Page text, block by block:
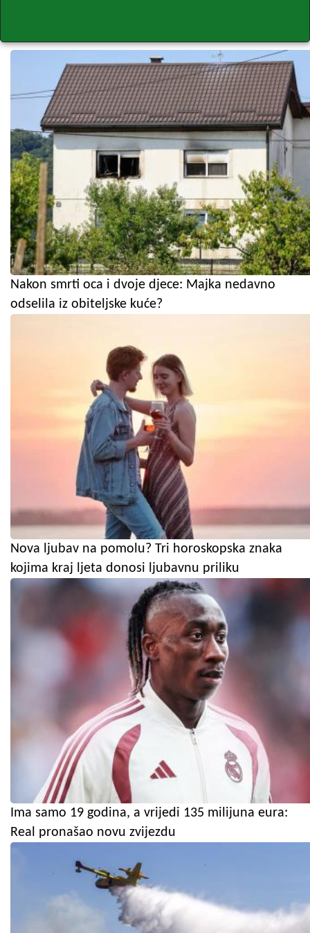
Nakon smrti oca i dvoje djece: Majka nedavno
odselila iz obiteljske kuće?
Nova ljubav na pomolu? Tri horoskopska znaka
kojima kraj ljeta donosi ljubavnu priliku
Ima samo 19 godina, a vrijedi 135 milijuna eura:
Real pronašao novu zvijezdu